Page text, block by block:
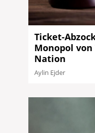
Ticket-
Monopol
Nation
Aylin Ejder